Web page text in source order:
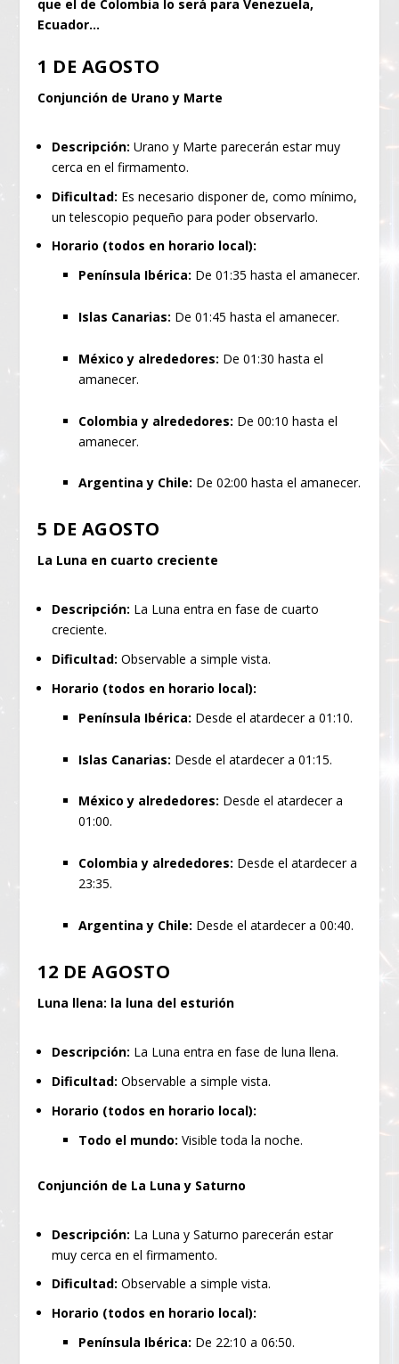
que el de Colombia lo será para Venezuela,
Ecuador…
1 DE AGOSTO
Conjunción de Urano y Marte
Descripción: Urano y Marte parecerán estar muy
cerca en el firmamento.
Dificultad: Es necesario disponer de, como mínimo,
un telescopio pequeño para poder observarlo.
Horario (todos en horario local):
Península Ibérica: De 01:35 hasta el amanecer.
Islas Canarias: De 01:45 hasta el amanecer.
México y alrededores: De 01:30 hasta el
amanecer.
Colombia y alrededores: De 00:10 hasta el
amanecer.
Argentina y Chile: De 02:00 hasta el amanecer.
5 DE AGOSTO
La Luna en cuarto creciente
Descripción: La Luna entra en fase de cuarto
creciente.
Dificultad: Observable a simple vista.
Horario (todos en horario local):
Península Ibérica: Desde el atardecer a 01:10.
Islas Canarias: Desde el atardecer a 01:15.
México y alrededores: Desde el atardecer a
01:00.
Colombia y alrededores: Desde el atardecer a
23:35.
Argentina y Chile: Desde el atardecer a 00:40.
12 DE AGOSTO
Luna llena: la luna del esturión
Descripción: La Luna entra en fase de luna llena.
Dificultad: Observable a simple vista.
Horario (todos en horario local):
Todo el mundo: Visible toda la noche.
Conjunción de La Luna y Saturno
Descripción: La Luna y Saturno parecerán estar
muy cerca en el firmamento.
Dificultad: Observable a simple vista.
Horario (todos en horario local):
Península Ibérica: De 22:10 a 06:50.